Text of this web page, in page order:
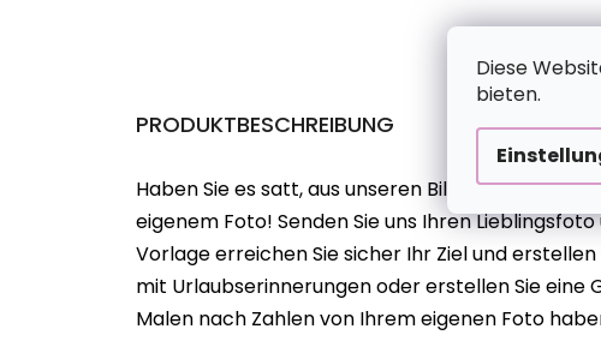
Diese
bieten.
PRODUKTBESCHREIBUNG
Haben Sie es satt, aus unseren Bildvorlagen zu
eigenem Foto! Senden Sie uns Ihren
Vorlage erreichen Sie sicher Ihr Ziel und
mit Urlaubserinnerungen oder erstellen Sie eine
Malen nach Zahlen von Ihrem eigenen Foto